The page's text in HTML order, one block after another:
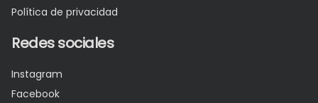
Política de privacidad
Redes sociales
Instagram
Facebook